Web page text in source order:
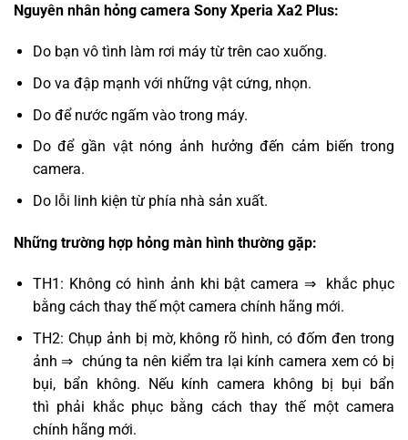
Nguyên nhân hỏng camera Sony Xperia Xa2 Plus:
Do bạn vô tình làm rơi máy từ trên cao xuống.
Do va đập mạnh với những vật cứng, nhọn.
Do để nước ngấm vào trong máy.
Do để gần vật nóng ảnh hưởng đến cảm biến trong
camera.
Do lỗi linh kiện từ phía nhà sản xuất.
Những trường hợp hỏng màn hình thường gặp:
TH1: Không có hình ảnh khi bật camera ⇒ khắc phục
bằng cách thay thế một camera chính hãng mới.
TH2: Chụp ảnh bị mờ, không rõ hình, có đốm đen trong
ảnh ⇒ chúng ta nên kiểm tra lại kính camera xem có bị
bụi, bẩn không. Nếu kính camera không bị bụi bẩn
thì phải khắc phục bằng cách thay thế một camera
chính hãng mới.